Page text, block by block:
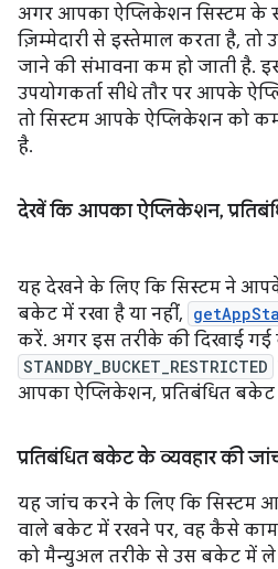
अगर आपका ऐप्लिकेशन सिस्टम के
ज़िम्मेदारी से इस्तेमाल करता है, तो
जाने की संभावना कम हो जाती है.
उपयोगकर्ता सीधे तौर पर आपके
तो सिस्टम आपके ऐप्लिकेशन को
है.
देखें कि आपका ऐप्लिकेशन,
यह देखने के लिए कि सिस्टम ने
बकेट में रखा है या नहीं,
करें. अगर इस तरीके की दिखाई गई
STANDBY_BUCKET_RESTRICTED
आपका ऐप्लिकेशन, प्रतिबंधित बकेट
प्रतिबंधित बकेट के व्यवहार की
यह जांच करने के लिए कि सिस्टम
वाले बकेट में रखने पर, वह कैसे
को मैन्युअल तरीके से उस बकेट में ले